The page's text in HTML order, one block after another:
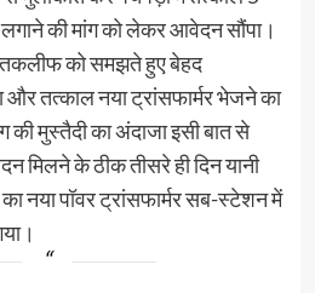
की मांग को लेकर आवेदन सौंपा।
तकलीफ को समझते हुए बेहद
और तत्काल नया ट्रांसफार्मर भेजने का
की मुस्तैदी का अंदाजा इसी बात से
मिलने के ठीक तीसरे ही दिन यानी
नया पॉवर ट्रांसफार्मर सब-स्टेशन में